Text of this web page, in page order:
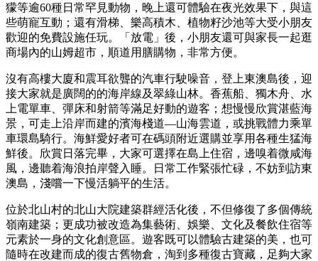
獴等逾60種日常罕見動物，晚上還可體驗在夜光效果下，與這
些萌寵互動；還有滑梯、樂高積木、植物籽沙池等大受小朋友
歡迎的免費設施任玩。「放電」後，小朋友還可與家長一起逛
商場內的山姆超市，順道用膳購物，非常方便。
沒有高樓大廈和震耳欲聾的汽車行駛噪音，登上東澳島後，迎
接大家就是廣闊的的海岸線及翠綠山林。香蕉船、獨木舟、水
上電單車、彈床和射箭等滿足好動的遊客；想慢慢欣賞湛藍海
景，可走上沿岸而建的濱海棧道—山海雲道，或挑戰體力乘單
車環島騎行。海鮮愛好者可在碼頭附近選購並享用各種生猛海
鮮後。欣賞日落完畢，大家可選擇在島上住宿，邊嗅着微咸海
風，邊聽着海浪拍岸聲入睡。日常工作緊張忙碌，不妨到訪東
澳島，淺嚐一下慢活躺平的生活。
位於北山村的北山大院建築群經活化後，不但修復了多個傳統
嶺南建築；更成功被改造為集藝術、娛樂、文化及餐飲住宿等
元素於一身的文化創意區。遊客既可以體驗古建築的美，也可
隨時在改建而成的復古舊物倉，淘到多種復古寶藏，足夠大家